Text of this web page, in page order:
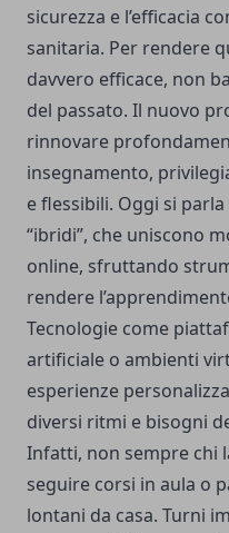
sicurezza e l’efficacia
sanitaria. Per rendere
davvero efficace, non
del passato. Il nuovo
rinnovare
insegnamento,
e flessibili. Oggi si
“ibridi”, che uniscono
online, sfruttando
rendere
Tecnologie come
artificiale o ambienti
esperienze
diversi ritmi e bisogni
Infatti, non sempre chi
seguire corsi in aula o
lontani da casa. Turni